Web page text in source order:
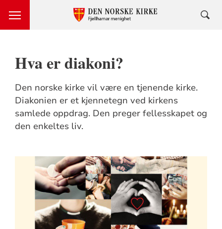
Hva er diakoni?
Den norske kirke vil være en tjenende kirke.
Diakonien er et kjennetegn ved kirkens
samlede oppdrag. Den preger fellesskapet og
den enkeltes liv.